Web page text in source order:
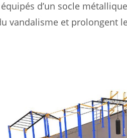
d’un socle
vandalisme et prolongent